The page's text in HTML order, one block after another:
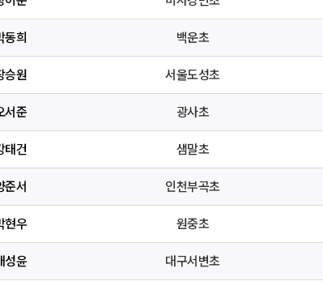
동희 백운초
승원 서울도성초
서준 광사초
태건 샘말초
준서 인천부곡초
현우 원중초
성윤 대구서변초